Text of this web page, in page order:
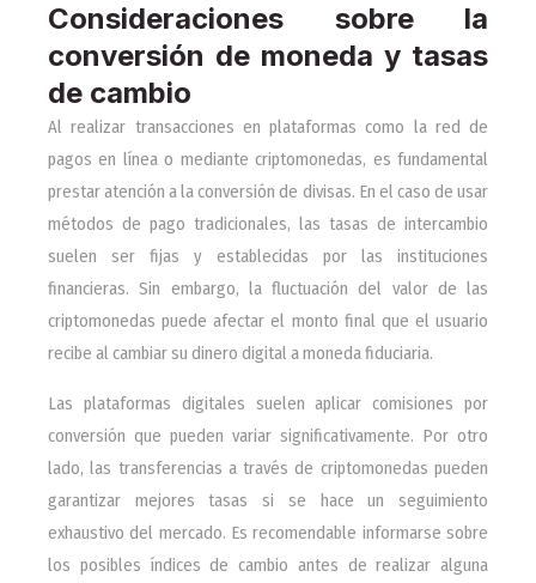
Consideraciones sobre la
conversión de moneda y tasas
de cambio
Al realizar transacciones en plataformas como la red de
pagos en línea o mediante criptomonedas, es fundamental
prestar atención a la conversión de divisas. En el caso de usar
métodos de pago tradicionales, las tasas de intercambio
suelen ser fijas y establecidas por las instituciones
financieras. Sin embargo, la fluctuación del valor de las
criptomonedas puede afectar el monto final que el usuario
recibe al cambiar su dinero digital a moneda fiduciaria.
Las plataformas digitales suelen aplicar comisiones por
conversión que pueden variar significativamente. Por otro
lado, las transferencias a través de criptomonedas pueden
garantizar mejores tasas si se hace un seguimiento
exhaustivo del mercado. Es recomendable informarse sobre
los posibles índices de cambio antes de realizar alguna